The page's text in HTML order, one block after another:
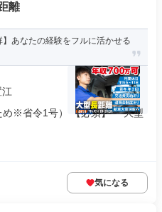
離
】あなたの経験をフルに活かせる
※省令1号） 【必須】 ・大型
気になる